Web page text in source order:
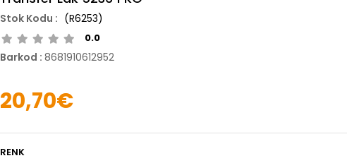
(R6253)
0.0
Barkod : 8681910612952
20,70€
RENK